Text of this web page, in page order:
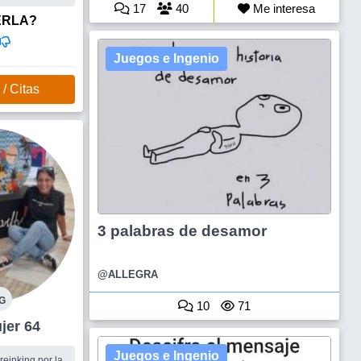
Citas
Mujer 64
17 40 Me interesa
Juegos e Ingenio
3 palabras de desamor
@ALLEGRA
10 71
Juegos e Ingenio